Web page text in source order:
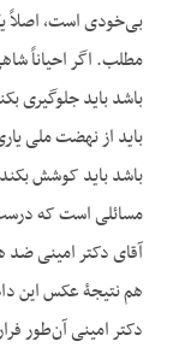
بی‌خودی است،
مطلب. اگر احیاناً
باشد باید جلوگیری
باید از نهضت ملی
باشد باید کوشش
مسائلی است که
آقای دکتر امینی ضد
هم نتیجۀ عکس این
دکتر امینی آن‌طور